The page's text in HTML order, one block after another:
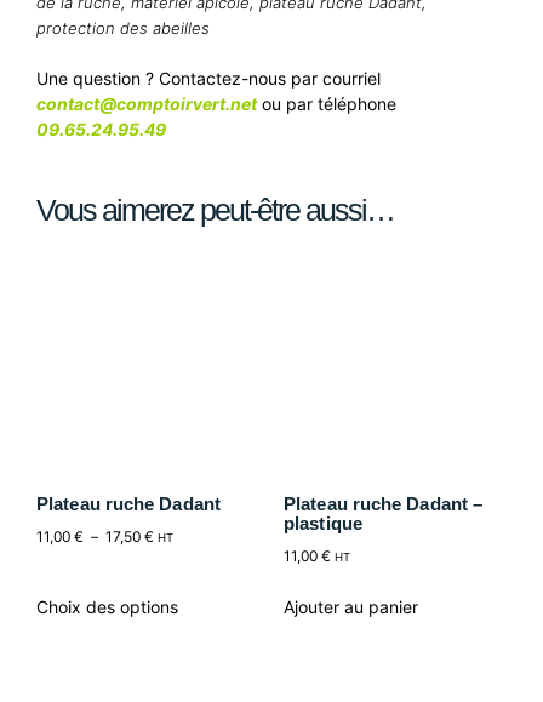
protection des abeilles
Une question ? Contactez-nous par courriel
contact@comptoirvert.netou par téléphone
09.65.24.95.49
Vous aimerez peut-être aussi…
Plateau ruche Dadant
11,00 € – 17,50 € HT
Choix des options
Plateau ruche Dadant –
plastique
11,00 € HT
Ajouter au panier